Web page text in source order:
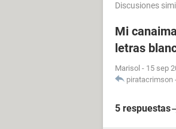
Discusiones
Mi
letras
Marisol - 15 sep
piratacrimson
5 respuestas